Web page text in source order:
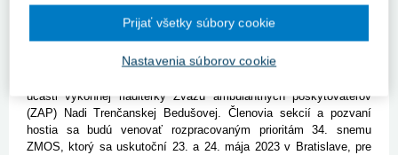
pozvanie na zasadnutie prezident Asociácia nemocníc Slovenska
a riaditeľ NsP Bardejov Marián Petko.
Ďalším plánovaným bodom rokovania sekcie bude dostupnosť
účasti výkonnej riaditeľky Zväzu ambulantných poskytovateľov
(ZAP) Nadi Trenčanskej Bedušovej. Členovia sekcií a pozvaní
hostia sa budú venovať rozpracovaným prioritám 34. snemu
ZMOS, ktorý sa uskutoční 23. a 24. mája 2023 v Bratislave, pre
Nastavenia súborov cookie
Prijať všetky súbory cookie